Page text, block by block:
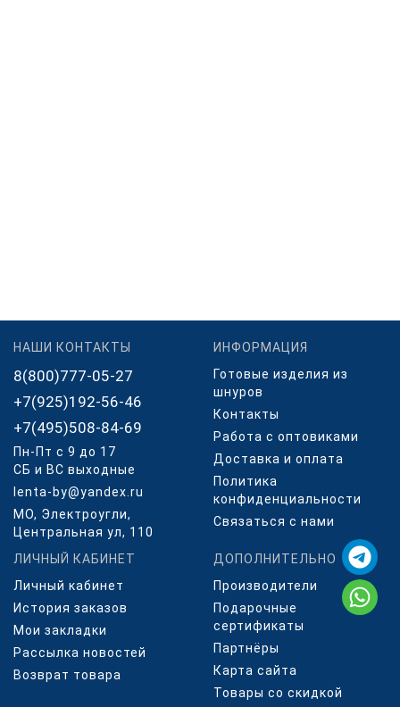
НАШИ КОНТАКТЫ
8(800)777-05-27
+7(925)192-56-46
+7(495)508-84-69
Пн-Пт с 9 до 17
СБ и ВС выходные
lenta-by@yandex.ru
МО, Электроугли,
Центральная ул, 110
ИНФОРМАЦИЯ
Готовые изделия из
шнуров
Контакты
Работа с оптовиками
Доставка и оплата
Политика
конфиденциальности
Связаться с нами
ЛИЧНЫЙ КАБИНЕТ
Личный кабинет
История заказов
Мои закладки
Рассылка новостей
Возврат товара
ДОПОЛНИТЕЛЬНО
Производители
Подарочные
сертификаты
Партнёры
Карта сайта
Товары со скидкой